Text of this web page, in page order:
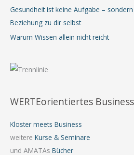
Gesundheit ist keine Aufgabe –
Beziehung zu dir selbst
Warum Wissen allein nicht reicht
WERTEorientiertes
Kloster meets Business
weitereKurse & Seminare
und AMATAsBücher